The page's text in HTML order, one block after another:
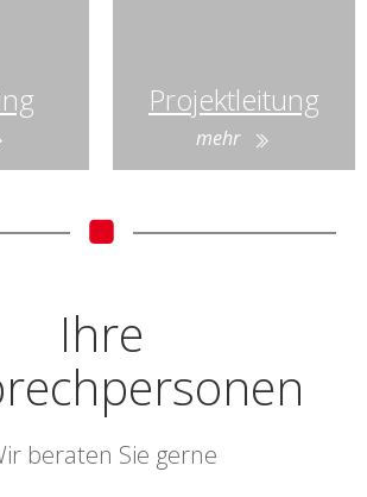
Projektleitung
mehr
Ihre
beraten Sie gerne